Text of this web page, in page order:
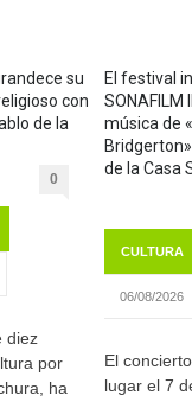
su
con
de la
0
diez
por
ha
El festival
SONAFILM
música de
de la Casa
CULTURA
06/08/2026
El
lugar el 7